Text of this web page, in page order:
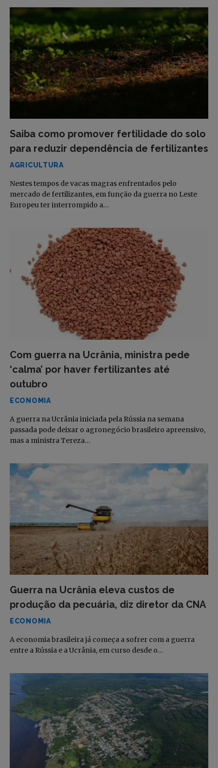
Saiba como promover fertilidade do solo
para reduzir dependência de fertilizantes
AGRICULTURA
Nestes tempos de vacas magras enfrentados pelo
mercado de fertilizantes, em função da guerra no Leste
Europeu ter interrompido a…
Com guerra na Ucrânia, ministra pede
‘calma’ por haver fertilizantes até
outubro
ECONOMIA
A guerra na Ucrânia iniciada pela Rússia na semana
passada pode deixar o agronegócio brasileiro apreensivo,
mas a ministra Tereza…
Guerra na Ucrânia eleva custos de
produção da pecuária, diz diretor da CNA
ECONOMIA
A economia brasileira já começa a sofrer com a guerra
entre a Rússia e a Ucrânia, em curso desde o…